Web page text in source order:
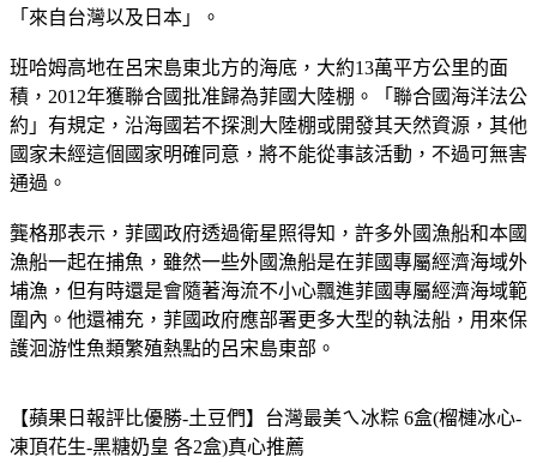
「來自台灣以及日本」。
班哈姆高地在呂宋島東北方的海底，大約13萬平方公里的面
積，2012年獲聯合國批准歸為菲國大陸棚。「聯合國海洋法公
約」有規定，沿海國若不探測大陸棚或開發其天然資源，其他
國家未經這個國家明確同意，將不能從事該活動，不過可無害
通過。
龔格那表示，菲國政府透過衛星照得知，許多外國漁船和本國
漁船一起在捕魚，雖然一些外國漁船是在菲國專屬經濟海域外
埔漁，但有時還是會隨著海流不小心飄進菲國專屬經濟海域範
圍內。他還補充，菲國政府應部署更多大型的執法船，用來保
護洄游性魚類繁殖熱點的呂宋島東部。
【蘋果日報評比優勝-土豆們】台灣最美ㄟ冰粽 6盒(榴槤冰心-
凍頂花生-黑糖奶皇 各2盒)真心推薦